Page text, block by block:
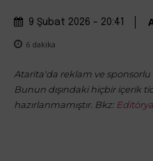
9 Şubat 2026 - 20:41
6 dakika
Atarita'da reklam ve sponsorlu
Bunun dışındaki hiçbir içerik
hazırlanmamıştır. Bkz: